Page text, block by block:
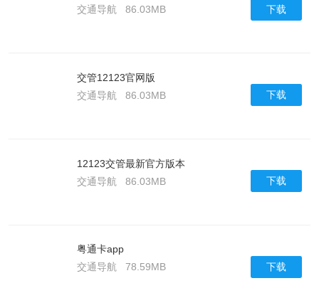
交通导航
86.03MB 下载
交管12123官网版
交通导航
86.03MB 下载
12123交管最新官方版本
交通导航
86.03MB 下载
粤通卡app
交通导航
78.59MB 下载